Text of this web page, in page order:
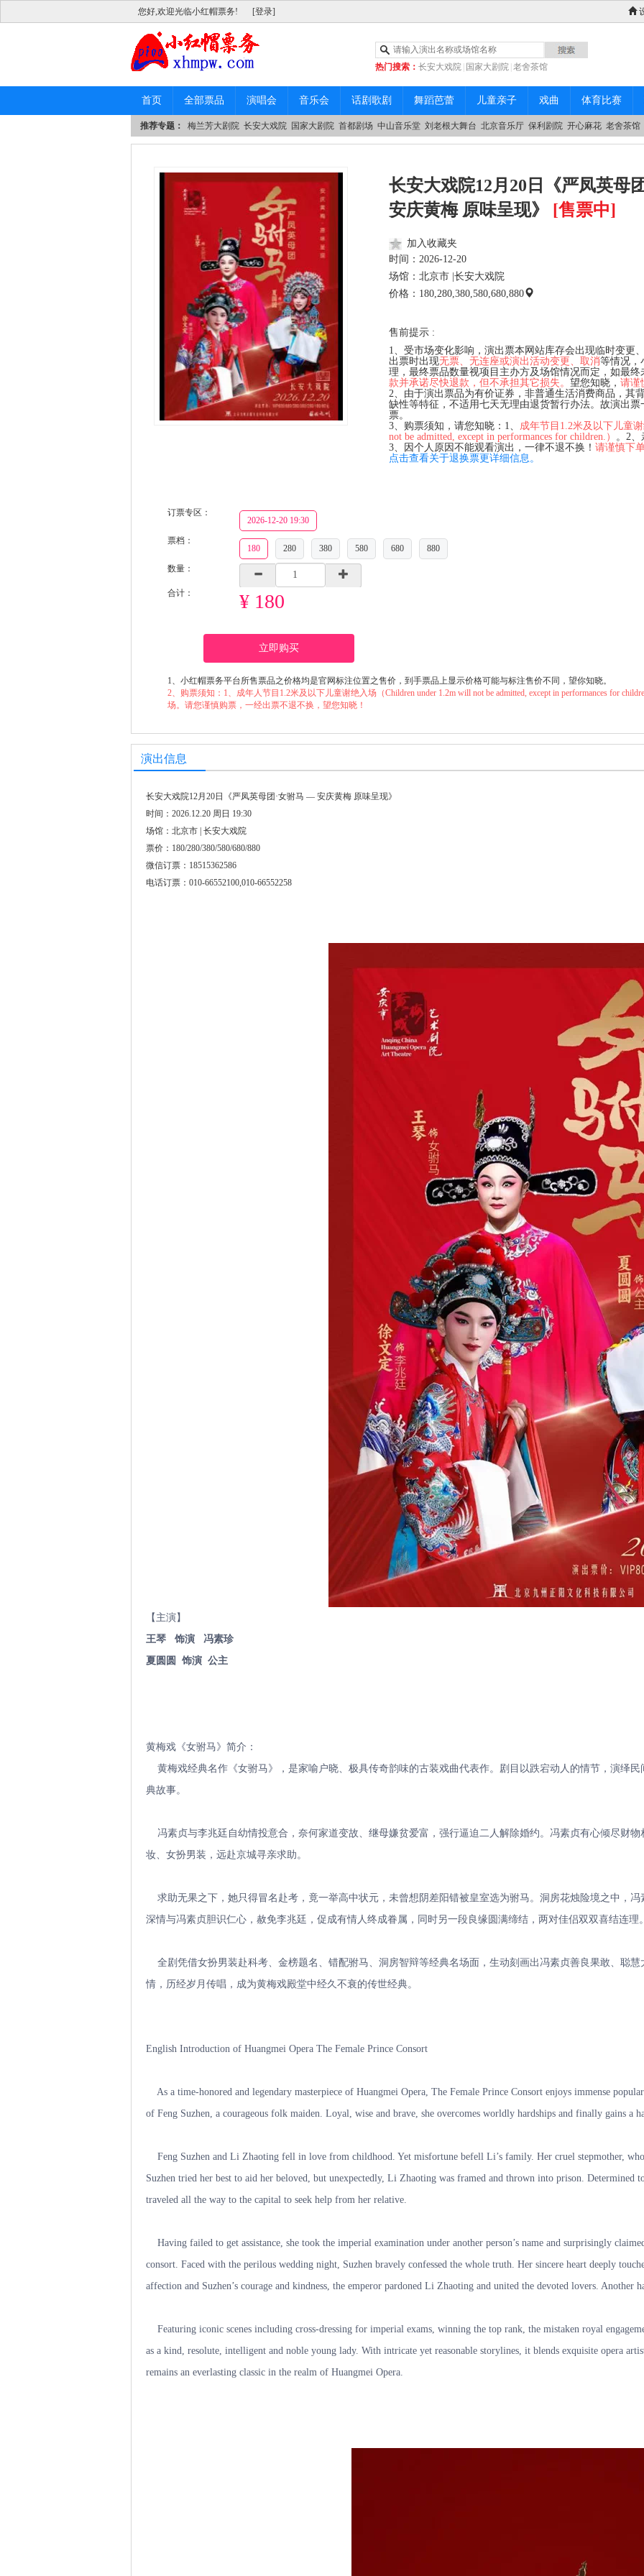
您好,欢迎光临小红帽票务! [登录]
热门搜索： 长安大戏院 国家大剧院 老舍茶馆
|中山音乐堂
首页 全部票品 演唱会 音乐会 话剧歌剧 舞蹈芭蕾 儿童亲子 戏曲 体育比赛
推荐专题： 梅兰芳大剧院 长安大戏院 国家大剧院 首都剧场 中山音乐堂 刘老根大舞台 北京音乐厅 保利剧院 开心麻花 老舍茶馆
长安大戏院12月20日《严凤英母
安庆黄梅 原味呈现》 [售票中]
加入收藏夹
时间： 2026-12-20
场馆：北京市 | 长安大戏院
价格：180,280,380,580,680,880
售前提示 :
1、受市场变化影响，演出票本网站库存会出现临时变更
出票时出现无票、无连座或演出活动变更、取消等情况，
理，最终票品数量视项目主办方及场馆情况而定，如最终
款并承诺尽快退款，但不承担其它损失。 望您知晓， 请谨
2、由于演出票品为有价证券，非普通生活消费商品，其
缺性等特征，不适用七天无理由退货暂行办法。故演出
票。
3、购票须知，请您知晓：1、 成年节目1.2米及以下儿童
not be admitted, except in performances for children.） 。2、
3、因个人原因不能观看演出，一律不退不换！ 请谨慎下
点击查看关于退换票更详细信息。
订票专区：
2026-12-20 19:30
票档：
180 280 380 580 680
880
数量：
合计： ¥ 180
立即购买
1、小红帽票务平台所售票品之价格均是官网标注位置之售价，到手票品上显示价格可能与标注售价不同，望你知晓。
2、购票须知：1、成年人节目1.2米及以下儿童谢绝入场（Children under 1.2m will not be admitted, except in performances for
场。请您谨慎购票，一经出票不退不换，望您知晓！
演出信息
长安大戏院12月20日《严凤英母团·女驸马 — 安庆黄梅 原味呈现》
时间：2026.12.20 周日 19:30
场馆：北京市 | 长安大戏院
票价：180/280/380/580/680/880
微信订票：18515362586
电话订票：010-66552100,010-66552258
【主演】
王琴 饰演 冯素珍
夏圆圆 饰演 公主
黄梅戏《女驸马》简介：
黄梅戏经典名作《女驸马》，是家喻户晓、极具传奇韵味的古装戏曲代表作。剧目以跌宕动人的情节，演绎
典故事。
冯素贞与李兆廷自幼情投意合，奈何家道变故、继母嫌贫爱富，强行逼迫二人解除婚约。冯素贞有心倾尽财
妆、女扮男装，远赴京城寻亲求助。
求助无果之下，她只得冒名赴考，竟一举高中状元，未曾想阴差阳错被皇室选为驸马。洞房花烛险境之中，
深情与冯素贞胆识仁心，赦免李兆廷，促成有情人终成眷属，同时另一段良缘圆满缔结，两对佳侣双双喜结连理。
全剧凭借女扮男装赴科考、金榜题名、错配驸马、洞房智辩等经典名场面，生动刻画出冯素贞善良果敢、聪
情，历经岁月传唱，成为黄梅戏殿堂中经久不衰的传世经典。
English Introduction of Huangmei Opera The Female Prince Consort
As a time-honored and legendary masterpiece of Huangmei Opera, The Female Prince Consort enjoys immense
of Feng Suzhen, a courageous folk maiden. Loyal, wise and brave, she overcomes worldly hardships and finally gains a
Feng Suzhen and Li Zhaoting fell in love from childhood. Yet misfortune befell Li’s family. Her cruel stepmother,
Suzhen tried her best to aid her beloved, but unexpectedly, Li Zhaoting was framed and thrown into prison. Determined
traveled all the way to the capital to seek help from her relative.
Having failed to get assistance, she took the imperial examination under another person’s name and surprisingly
consort. Faced with the perilous wedding night, Suzhen bravely confessed the whole truth. Her sincere heart deeply
affection and Suzhen’s courage and kindness, the emperor pardoned Li Zhaoting and united the devoted lovers.
Featuring iconic scenes including cross-dressing for imperial exams, winning the top rank, the mistaken royal
as a kind, resolute, intelligent and noble young lady. With intricate yet reasonable storylines, it blends exquisite opera
remains an everlasting classic in the realm of Huangmei Opera.